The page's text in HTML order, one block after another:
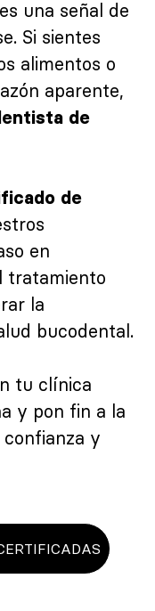
una señal de
Si sientes
alimentos o
aparente,
de
de
en
tratamiento
la
bucodental.
tu clínica
y pon fin a la
y